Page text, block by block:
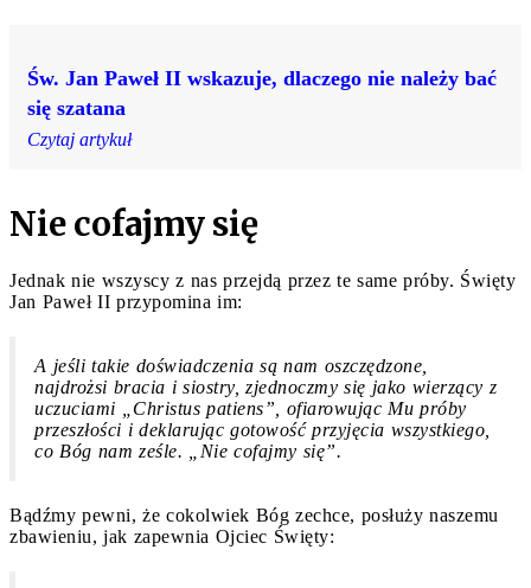
Św. Jan Paweł II wskazuje, dlaczego nie należy bać
się szatana
Czytaj artykuł
Nie cofajmy się
Jednak nie wszyscy z nas przejdą przez te same próby. Święty
Jan Paweł II przypomina im:
A jeśli takie doświadczenia są nam oszczędzone,
najdrożsi bracia i siostry, zjednoczmy się jako wierzący z
uczuciami „Christus patiens”, ofiarowując Mu próby
przeszłości i deklarując gotowość przyjęcia wszystkiego,
co Bóg nam ześle. „Nie cofajmy się”.
Bądźmy pewni, że cokolwiek Bóg zechce, posłuży naszemu
zbawieniu, jak zapewnia Ojciec Święty: